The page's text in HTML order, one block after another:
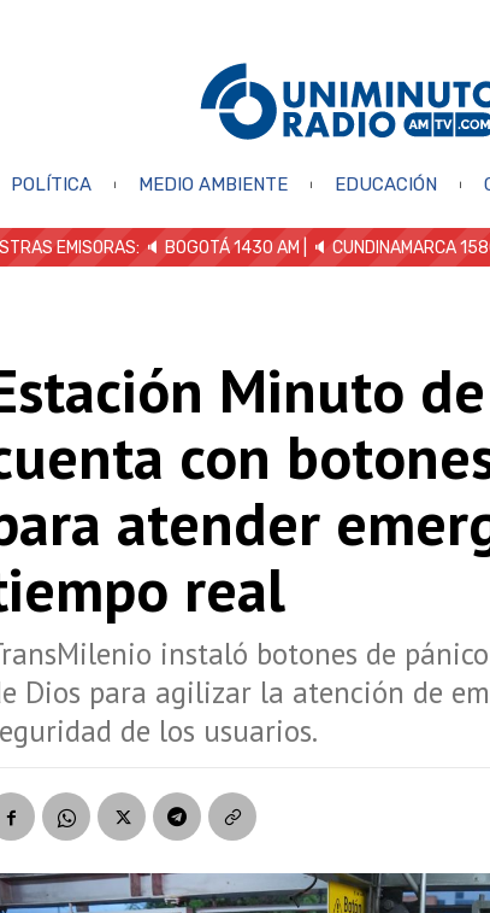
POLÍTICA MEDIO AMBIENTE EDUCACIÓN
EMISORAS: 🔈 BOGOTÁ 1430 AM | 🔈 CUNDINAMARCA
Minuto
con
atender
real
instaló botones de
Dios para agilizar la atención de
de los usuarios.